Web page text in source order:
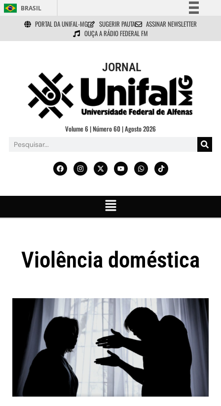
BRASIL
Simplifique!
Comunica BR
Acesso à informação
Legislação
Canais
PORTAL DA UNIFAL-MG SUGERIR PAUTA
ASSINAR NEWSLETTER
OUÇA A RÁDIO FEDERAL FM
JORNAL
Volume 6 | Número 60 | Agosto 2026
Violência doméstica